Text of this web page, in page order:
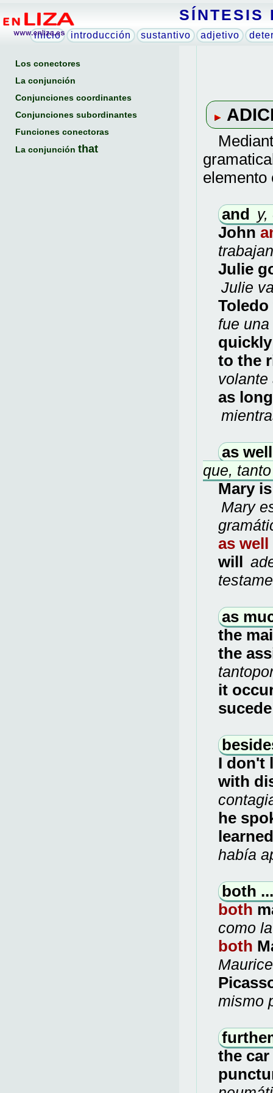
SÍNTESIS
inicio introducción sustantivo adjetivo
Los conectores
La conjunción
Conjunciones coordinantes
Conjunciones subordinantes
Funciones conectoras
La conjunción that
elemento
and y,
John
Julie
Julie
fue
to the
volante
as
as
que,
Mary
Mary
as
will
as
the
the
it
I don't
with
he
había
both
both
como
both
mismo
the